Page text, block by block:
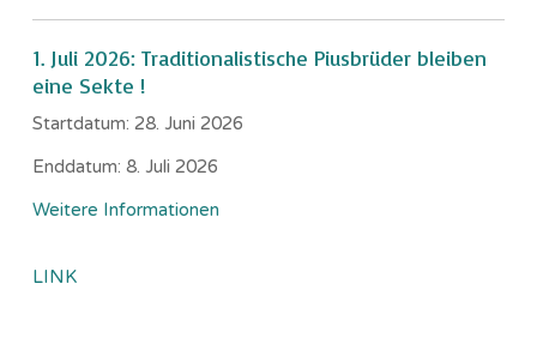
1. Juli 2026: Traditionalistische Piusbrüder bleiben
eine Sekte !
Startdatum: 28. Juni 2026
Enddatum: 8. Juli 2026
Weitere Informationen
LINK